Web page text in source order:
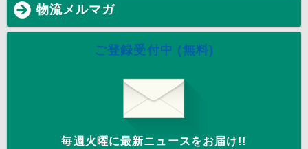
物流メルマガ
ご登録受付中 (無料)
毎週火曜に最新ニュースをお届け!!